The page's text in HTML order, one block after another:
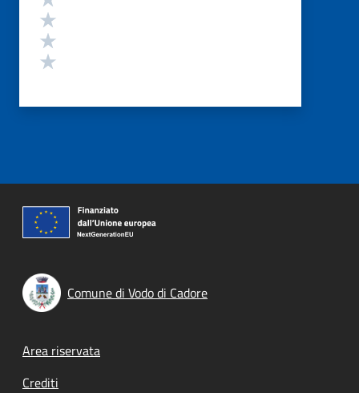
Comune di Vodo di Cadore
Footer menu
Area riservata
Crediti